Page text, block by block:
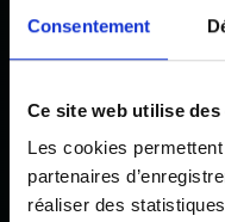
Consentement
Ce site web utilise des
Les cookies
partenaires
réaliser des